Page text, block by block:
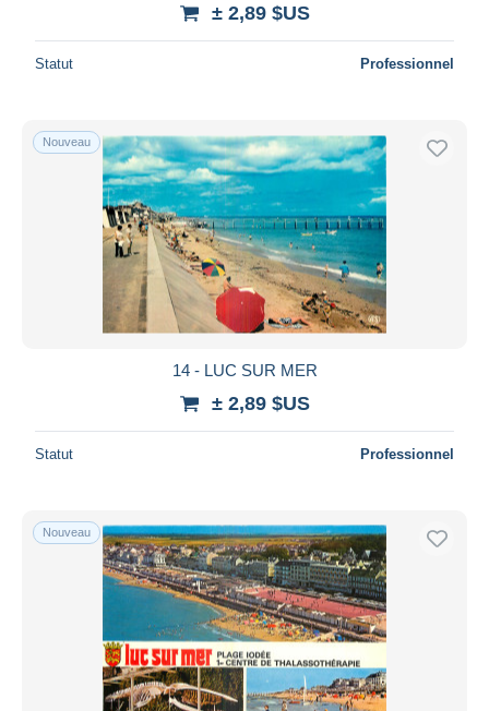
± 2,89 $US
Statut Professionnel
Nouveau
14 - LUC SUR MER
± 2,89 $US
Statut Professionnel
Nouveau